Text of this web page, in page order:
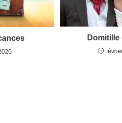
Domitille